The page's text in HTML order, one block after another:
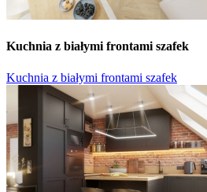
Kuchnia z białymi frontami szafek
Kuchnia z białymi frontami szafek